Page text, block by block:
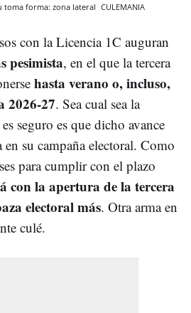
toma forma: zona lateral CULEMANIA
con la Licencia 1C auguran
pesimista, en el que la tercera
hasta verano o, incluso,
2026-27. Sea cual sea la
seguro es que dicho avance
en su campaña electoral. Como
para cumplir con el plazo
con la apertura de la tercera
electoral más. Otra arma en
culé.